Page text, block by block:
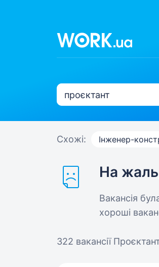
Схожі: Інженер-
На
Вакансія
хороші
322 вакансії